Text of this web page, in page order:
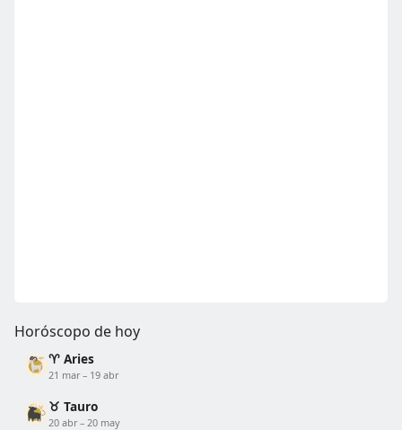
Horóscopo de hoy
♈ Aries
21 mar – 19 abr
♉ Tauro
20 abr – 20 may